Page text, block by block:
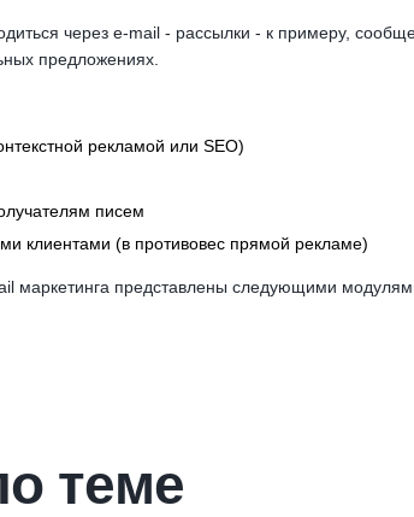
через e-mail - рассылки - к примеру,
предложениях.
рекламой или SEO)
писем
клиентами (в противовес прямой рекламе)
маркетинга представлены следующими
теме